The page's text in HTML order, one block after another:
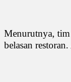
Menurutnya, tim
belasan